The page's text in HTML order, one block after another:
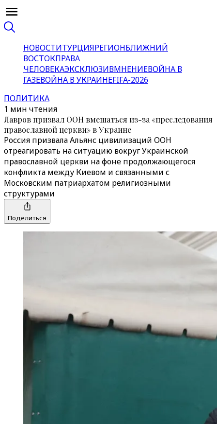
НОВОСТИТУРЦИЯРЕГИОНБЛИЖНИЙ
ВОСТОКПРАВА
ЧЕЛОВЕКАЭКСКЛЮЗИВМНЕНИЕВОЙНА В
ГАЗЕВОЙНА В УКРАИНЕFIFA-2026
ПОЛИТИКА
1 мин чтения
Лавров призвал ООН вмешаться из-за «преследования
православной церкви» в Украине
Россия призвала Альянс цивилизаций ООН
отреагировать на ситуацию вокруг Украинской
православной церкви на фоне продолжающегося
конфликта между Киевом и связанными с
Московским патриархатом религиозными
структурами
Поделиться